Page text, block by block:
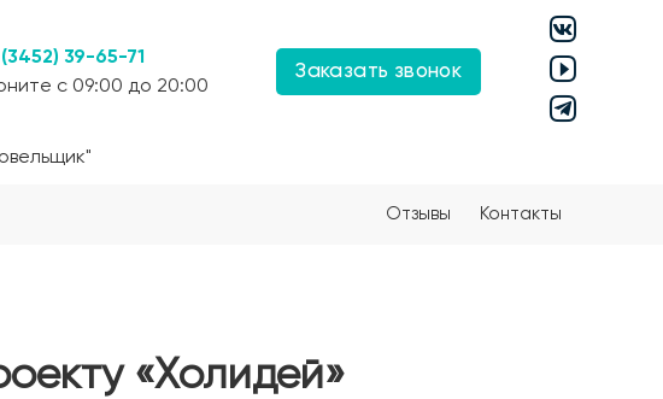
(3452) 39-65-71
с 09:00 до 20:00
Заказать звонок
Отзывы Контакты
«Холидей»